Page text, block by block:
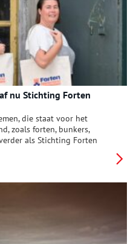
nu Stichting Forten
die staat voor het
zoals forten, bunkers,
als Stichting Forten
zaterdag 7 september